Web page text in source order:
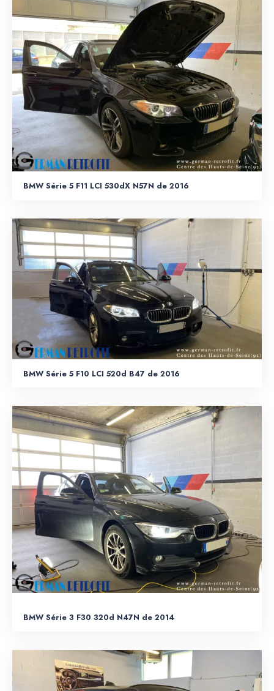
BMW Série 5 F11 LCI 530dX N57N de 2016
BMW Série 5 F10 LCI 520d B47 de 2016
BMW Série 3 F30 320d N47N de 2014